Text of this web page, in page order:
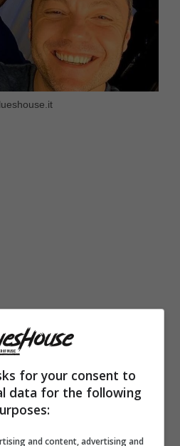
di Tiziano Ferro, il
dei suoi cari.
della sua esistenza –
al divorzio dal marito
for your consent to
data for the following
and content, advertising and